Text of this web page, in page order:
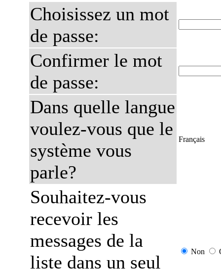
Choisissez un mot
de passe:
Confirmer le mot
de passe:
Dans quelle langue
voulez-vous que le
système vous
parle?
Français
Souhaitez-vous
recevoir les
messages de la
liste dans un seul
Non